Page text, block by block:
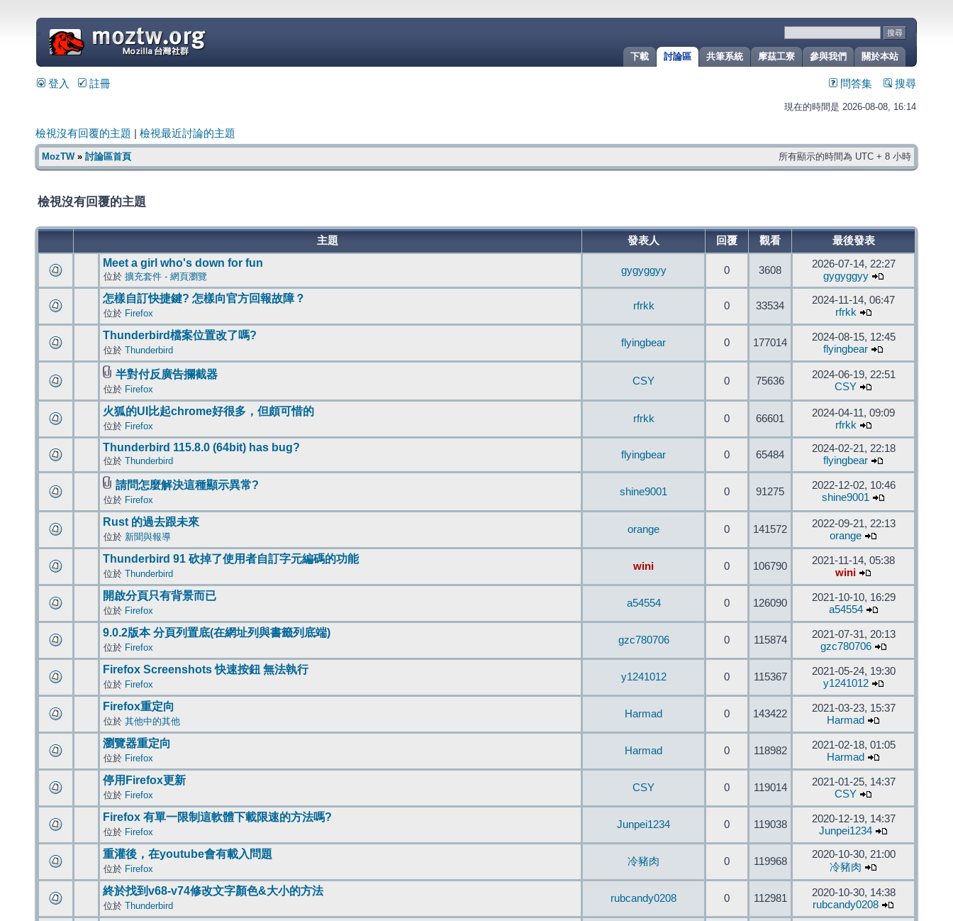
關於本站
參與我們
摩茲工寮
共筆系統
討論區
下載
=
登入 註冊 問答集 搜尋
現在的時間是 2026-08-08, 16:14
檢視沒有回覆的主題 檢視最近討論的主題
MozTW» 討論區首頁 所有顯示的時間為 UTC + 8 小時
檢視沒有回覆的主題
主題 發表人 回覆 觀看 最後發表
Meet a girl who's down for fun
位於 擴充套件 - 網頁瀏覽
gygyggyy 0 3608
2026-07-14, 22:27
gygyggyy
怎樣自訂快捷鍵? 怎樣向官方回報故障？
位於 Firefox
rfrkk 0 33534
2024-11-14, 06:47
rfrkk
Thunderbird檔案位置改了嗎?
位於 Thunderbird
flyingbear 0 177014
2024-08-15, 12:45
flyingbear
半對付反廣告攔截器
位於 Firefox
CSY 0 75636
2024-06-19, 22:51
CSY
火狐的UI比起chrome好很多，但頗可惜的
位於 Firefox
rfrkk 0 66601
2024-04-11, 09:09
rfrkk
Thunderbird 115.8.0 (64bit) has bug?
位於 Thunderbird
flyingbear 0 65484
2024-02-21, 22:18
flyingbear
請問怎麼解決這種顯示異常?
位於 Firefox
shine9001 0 91275
2022-12-02, 10:46
shine9001
Rust 的過去跟未來
位於 新聞與報導
orange 0 141572
2022-09-21, 22:13
orange
Thunderbird 91 砍掉了使用者自訂字元編碼的功能
位於 Thunderbird
wini 0 106790
2021-11-14, 05:38
wini
開啟分頁只有背景而已
位於 Firefox
a54554 0 126090
2021-10-10, 16:29
a54554
9.0.2版本 分頁列置底(在網址列與書籤列底端)
位於 Firefox
gzc780706 0 115874
2021-07-31, 20:13
gzc780706
Firefox Screenshots 快速按鈕 無法執行
位於 Firefox
y1241012 0 115367
2021-05-24, 19:30
y1241012
Firefox重定向
位於 其他中的其他
Harmad 0 143422
2021-03-23, 15:37
Harmad
瀏覽器重定向
位於 Firefox
Harmad 0 118982
2021-02-18, 01:05
Harmad
停用Firefox更新
位於 Firefox
CSY 0 119014
2021-01-25, 14:37
CSY
Firefox 有單一限制這軟體下載限速的方法嗎?
位於 Firefox
Junpei1234 0 119038
2020-12-19, 14:37
Junpei1234
重灌後，在youtube會有載入問題
位於 Firefox
冷豬肉 0 119968
2020-10-30, 21:00
冷豬肉
終於找到v68-v74修改文字顏色&大小的方法
位於 Thunderbird
rubcandy0208 0 112981
2020-10-30, 14:38
rubcandy0208